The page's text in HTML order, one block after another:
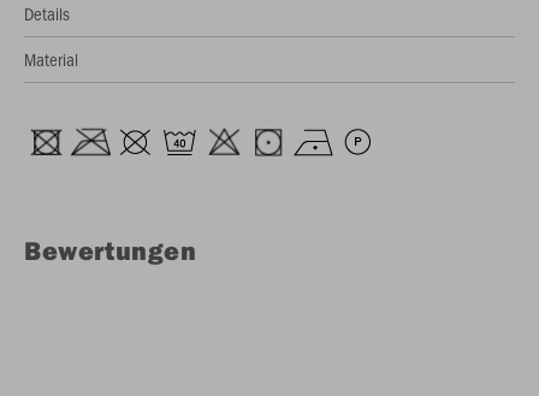
Details
Material
Bewertungen